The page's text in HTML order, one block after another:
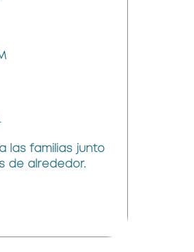
las familias junto
de alrededor.